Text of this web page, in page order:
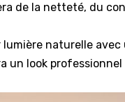
de la netteté, du
naturelle
un look